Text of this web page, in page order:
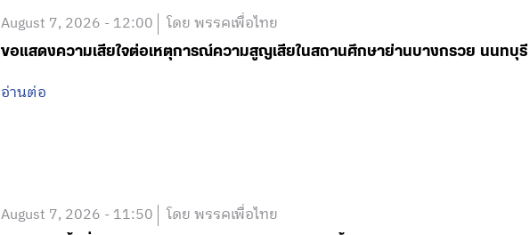
August 7, 2026 - 12:00 โดย พรรคเพื่อไทย
ขอแสดงความเสียใจต่อเหตุการณ์ความสูญเสียในสถานศึกษาย่านบางกรวย นนทบุรี
อ่านต่อ
August 7, 2026 - 11:50 โดย พรรคเพื่อไทย